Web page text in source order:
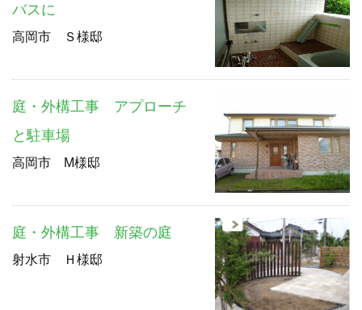
バスに
高岡市 Ｓ様邸
庭・外構工事 アプローチ
と駐車場
高岡市 M様邸
庭・外構工事 新築の庭
射水市 Ｈ様邸